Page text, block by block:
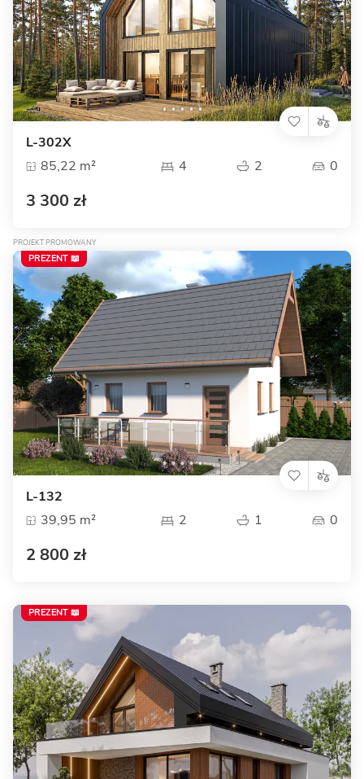
L-302X
85,22 m²
4 2 0
3 300 zł
PROJEKT PROMOWANY
L-132
39,95 m²
2 1 0
2 800 zł
PREZENT 📖
PREZENT 📖